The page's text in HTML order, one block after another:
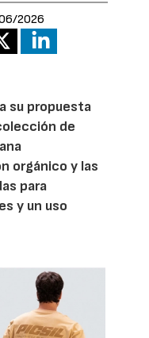
2026
su propuesta
de
orgánico y las
para
y un uso